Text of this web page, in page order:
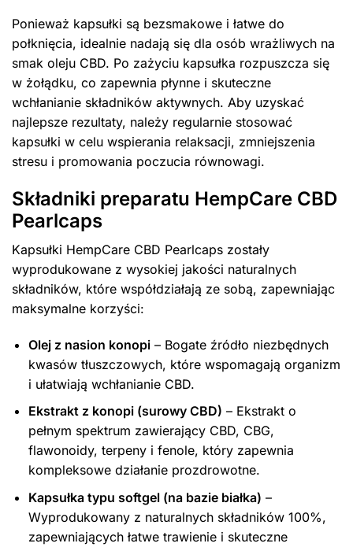
Ponieważ kapsułki są bezsmakowe i łatwe do
połknięcia, idealnie nadają się dla osób wrażliwych na
smak oleju CBD. Po zażyciu kapsułka rozpuszcza się
w żołądku, co zapewnia płynne i skuteczne
wchłanianie składników aktywnych. Aby uzyskać
najlepsze rezultaty, należy regularnie stosować
kapsułki w celu wspierania relaksacji, zmniejszenia
stresu i promowania poczucia równowagi.
Składniki preparatu HempCare CBD
Pearlcaps
Kapsułki HempCare CBD Pearlcaps zostały
wyprodukowane z wysokiej jakości naturalnych
składników, które współdziałają ze sobą, zapewniając
maksymalne korzyści:
Olej z nasion konopi– Bogate źródło niezbędnych
kwasów tłuszczowych, które wspomagają organizm
i ułatwiają wchłanianie CBD.
Ekstrakt z konopi (surowy CBD) – Ekstrakt o
pełnym spektrum zawierający CBD, CBG,
flawonoidy, terpeny i fenole, który zapewnia
kompleksowe działanie prozdrowotne.
Kapsułka typu softgel (na bazie białka) –
Wyprodukowany z naturalnych składników 100%,
zapewniających łatwe trawienie i skuteczne